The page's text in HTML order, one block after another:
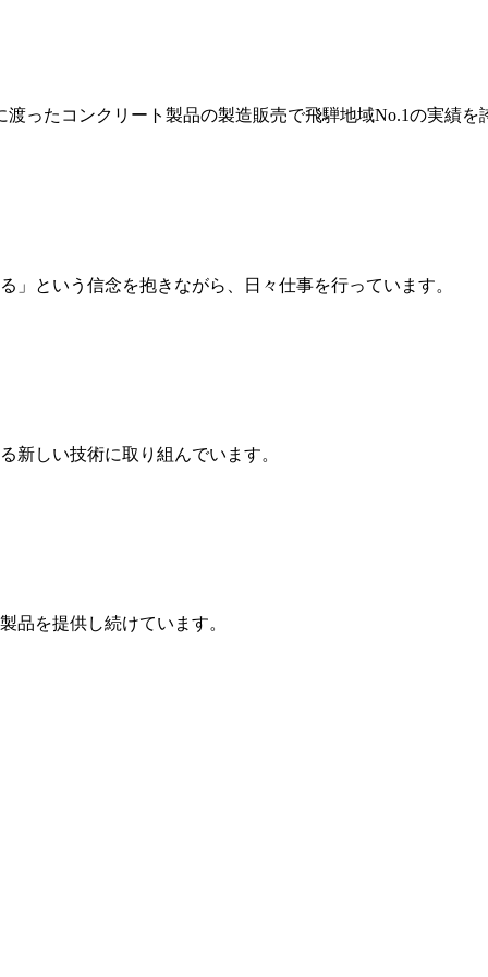
ったコンクリート製品の製造販売で飛騨地域No.1の実績を
という信念を抱きながら、日々仕事を行っています。
新しい技術に取り組んでいます。
品を提供し続けています。